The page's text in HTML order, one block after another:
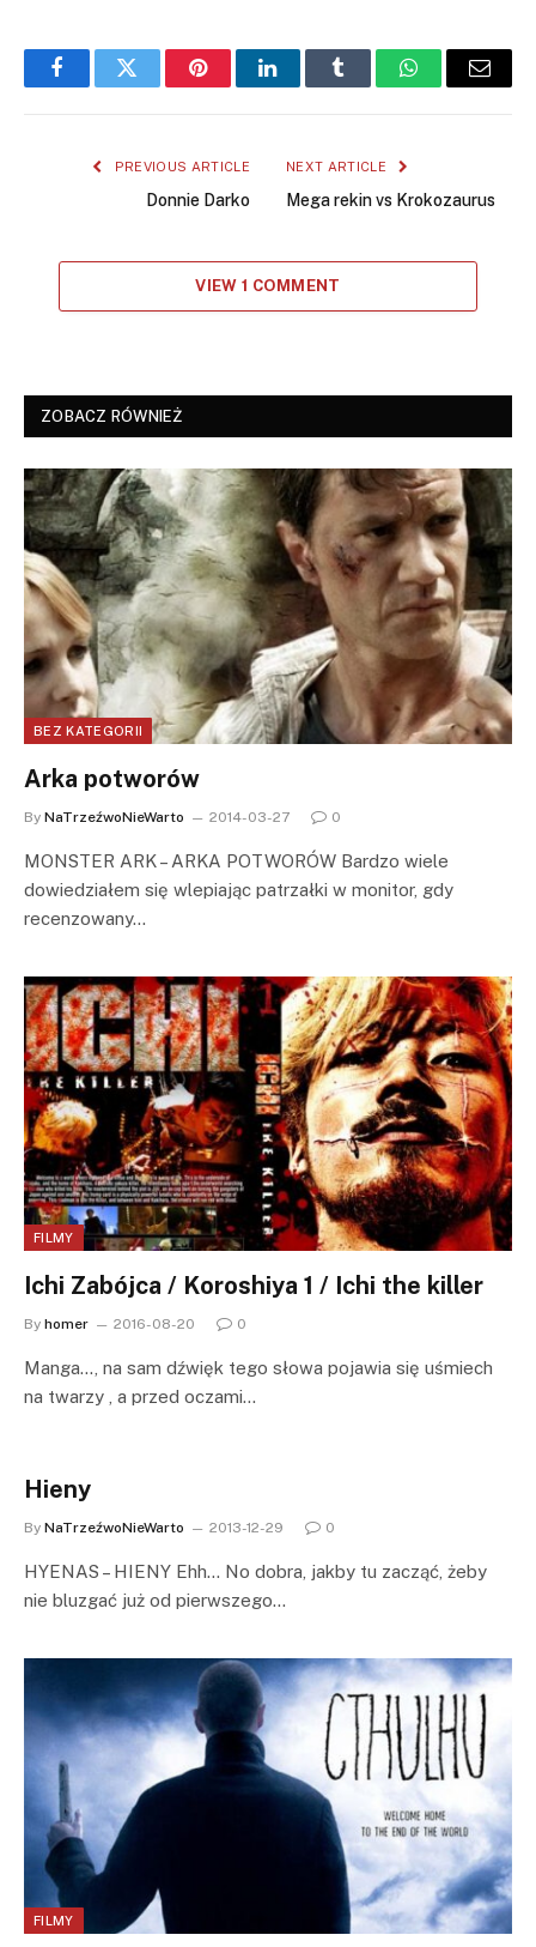
FacebookTwitter PinterestLinkedInTumblr WhatsAppEmail
PREVIOUS ARTICLE
Donnie Darko
NEXT ARTICLE
Mega rekin vs Krokozaurus
VIEW 1 COMMENT
ZOBACZ RÓWNIEŻ
BEZ KATEGORII
Arka potworów
By NaTrzeźwoNieWarto 2014-03-27 0
MONSTER ARK – ARKA POTWORÓW Bardzo wiele
dowiedziałem się wlepiając patrzałki w monitor, gdy
recenzowany…
FILMY
Ichi Zabójca / Koroshiya 1 / Ichi the killer
By homer 2016-08-20 0
Manga…, na sam dźwięk tego słowa pojawia się uśmiech
na twarzy , a przed oczami…
Hieny
By NaTrzeźwoNieWarto 2013-12-29 0
HYENAS – HIENY Ehh… No dobra, jakby tu zacząć, żeby
nie bluzgać już od pierwszego…
FILMY